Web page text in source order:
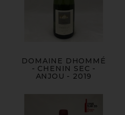
DOMAINE DHOMMÉ
- CHENIN SEC -
ANJOU - 2019